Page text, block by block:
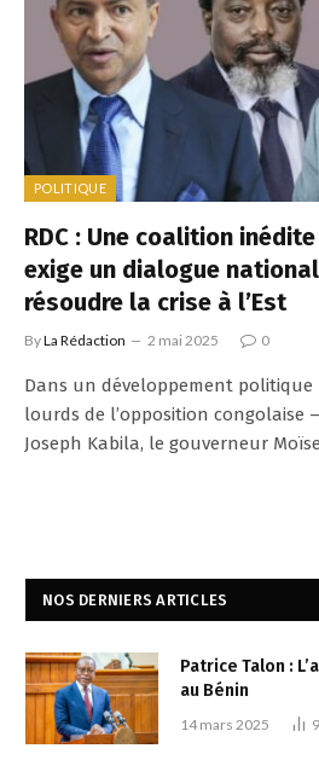
POLITIQUE
RDC : Une coalition
exige un dialogue
résoudre la crise à l’Est
ByLa Rédaction 2 mai 2025 0
Dans un développement politique
lourds de l’opposition congolaise
Joseph Kabila, le gouverneur
NOS DERNIERS ARTICLES
Patrice Talon :
au Bénin
14 mars 2025 9